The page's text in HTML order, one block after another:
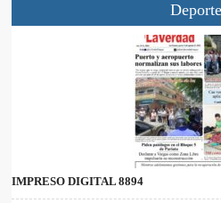
IMPRESO DIGITAL 8894